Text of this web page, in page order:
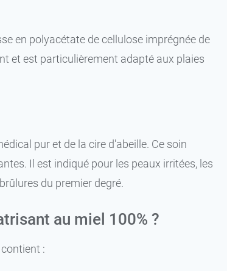
en polyacétate de cellulose imprégnée de
et est particulièrement adapté aux plaies
pur et de la cire d'abeille. Ce soin
Il est indiqué pour les peaux irritées, les
du premier degré.
au miel 100% ?
: